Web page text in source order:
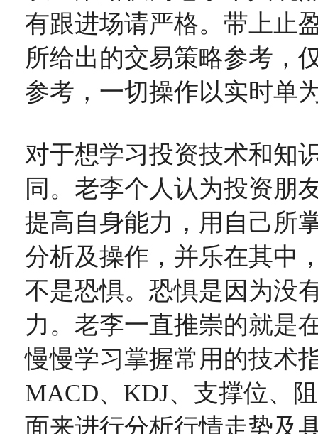
有跟进场请严格。带上止
所给出的交易策略参考，
参考，一切操作以实时单
对于想学习投资技术和知
同。老李个人认为投资朋
提高自身能力，用自己所
分析及操作，并乐在其中
不是恐惧。恐惧是因为没
力。老李一直推崇的就是
慢慢学习掌握常用的技术
MACD、KDJ、支撑位、
面来进行分析行情走势及